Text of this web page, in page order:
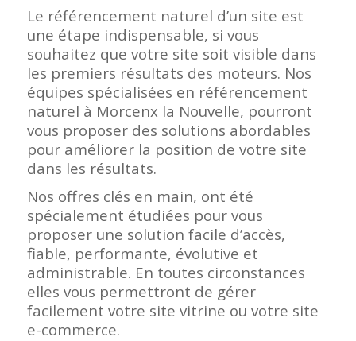
Le référencement naturel d’un site est
une étape indispensable, si vous
souhaitez que votre site soit visible dans
les premiers résultats des moteurs. Nos
équipes spécialisées en référencement
naturel à Morcenx la Nouvelle, pourront
vous proposer des solutions abordables
pour améliorer la position de votre site
dans les résultats.
Nos offres clés en main, ont été
spécialement étudiées pour vous
proposer une solution facile d’accès,
fiable, performante, évolutive et
administrable. En toutes circonstances
elles vous permettront de gérer
facilement votre site vitrine ou votre site
e-commerce.